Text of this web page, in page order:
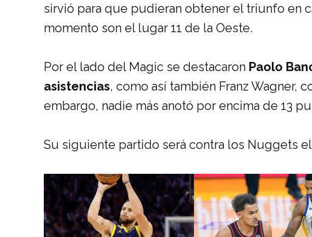
sirvió para que pudieran obtener el triunfo en
momento son el lugar 11 de la Oeste.
Por el lado del Magic se destacaron Paolo
asistencias, como así también Franz Wagner,
embargo, nadie más anotó por encima de 13
Su siguiente partido será contra los Nuggets